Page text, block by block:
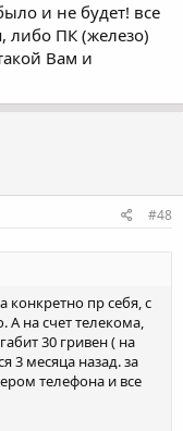
и не будет! все
либо ПК (железо)
Вам и
#48
конкретно пр себя, с
А на счет телекома,
30 гривен ( на
3 месяца назад. за
телефона и все